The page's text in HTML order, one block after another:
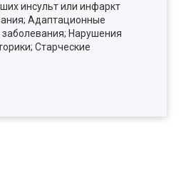
инсульт или инфаркт
Адаптационные
Нарушения
Старческие